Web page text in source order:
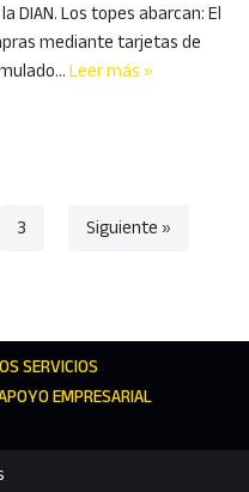
DIAN. Los topes abarcan: El
mediante tarjetas de
Leer más »
3 Siguiente »
SERVICIOS
EMPRESARIAL